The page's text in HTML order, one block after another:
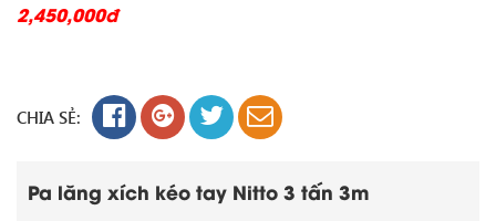
2,450,000đ
CHIA SẺ:
Pa lăng xích kéo tay Nitto 3 tấn 3m